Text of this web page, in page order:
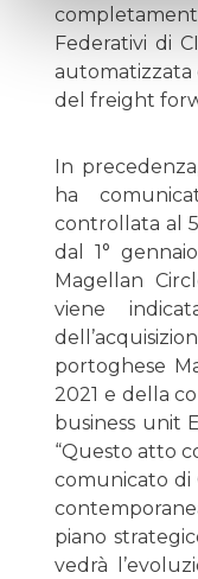
Federativi di
automatizzata
del freight
In
ha
controllata al
dal 1°
Magellan
viene
portoghese
2021 e della
business unit
“Questo atto
comunicato di
piano
vedrà